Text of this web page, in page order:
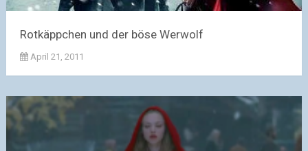
Rotkäppchen und der böse Werwolf
April 21, 2011